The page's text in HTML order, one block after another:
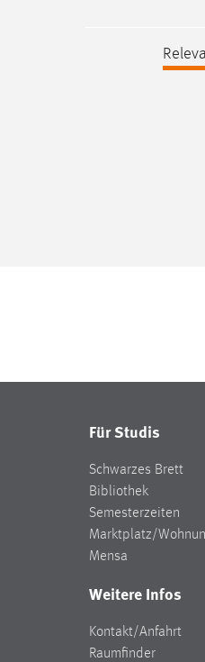
Für Studis
Schwarzes Brett
Bibliothek
Semesterzeiten
Marktplatz/
Mensa
Weitere Infos
Kontakt/Anfahrt
Raumfinder